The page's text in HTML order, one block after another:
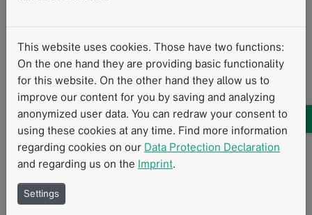
McCormick Place in Chicago stattfindet. Sie finden uns
in South Hall,Stand Nr. 3540
Unsere Experten stehen Ihnen zur Verfügung, um
Fragen zu beantworten, neue Möglichkeiten zu
diskutieren und Produktdemonstrationen anzubieten.
Mehr erfahren
Planen Sie ein Treffen mit unseren
This website uses cookies. Those have two functions:
On the one hand they are providing basic functionality
for this website. On the other hand they allow us to
improve our content for you by saving and analyzing
anonymized user data. You can redraw your consent to
using these cookies at any time. Find more information
regarding cookies on our Data Protection Declaration
and regarding us on the Imprint.
Settings